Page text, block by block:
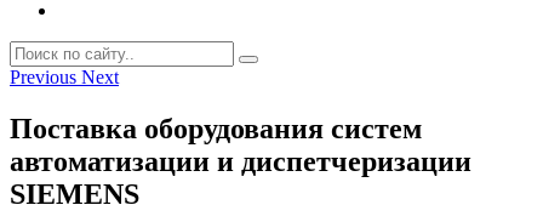
Previous Next
Поставка оборудования систем
автоматизации и диспетчеризации
SIEMENS